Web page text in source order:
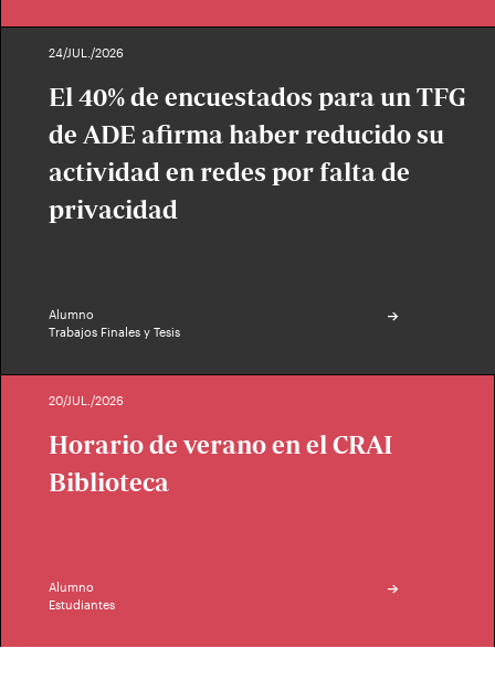
24/JUL./2026
El 40% de encuestados para un TFG
de ADE afirma haber reducido su
actividad en redes por falta de
privacidad
Alumno
Trabajos Finales y Tesis
20/JUL./2026
Horario de verano en el CRAI
Biblioteca
Alumno
Estudiantes